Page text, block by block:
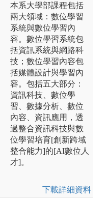
本系大學部課程包括
兩大領域：數位學習
系統與數位學習內
容。數位學習系統包
括資訊系統與網路科
技；數位學習內容包
括媒體設計與學習內
容。包括五大部分：
資訊科技、數位學
習、數據分析、數位
內容、資訊應用，透
過整合資訊科技與數
位學習培育[創新跨域
整合能力]的[AI數位人
才]。
下載詳細資料